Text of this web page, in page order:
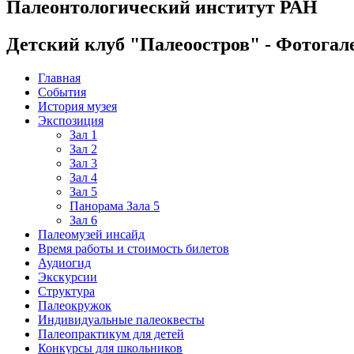
Палеонтологический институт РАН
Детский клуб "Палеоостров" -
Главная
События
История музея
Экспозиция
Зал 1
Зал 2
Зал 3
Зал 4
Зал 5
Панорама Зала 5
Зал 6
Палеомузей инсайд
Время работы и стоимость билетов
Аудиогид
Экскурсии
Структура
Палеокружок
Индивидуальные палеоквесты
Палеопрактикум для детей
Конкурсы для школьников